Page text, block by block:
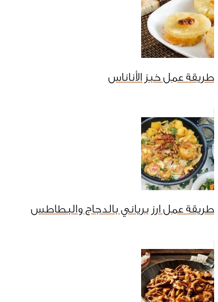
طريقة عمل خبز الأناناس
طريقة عمل ارز برياني بالدجاج والبطاطس